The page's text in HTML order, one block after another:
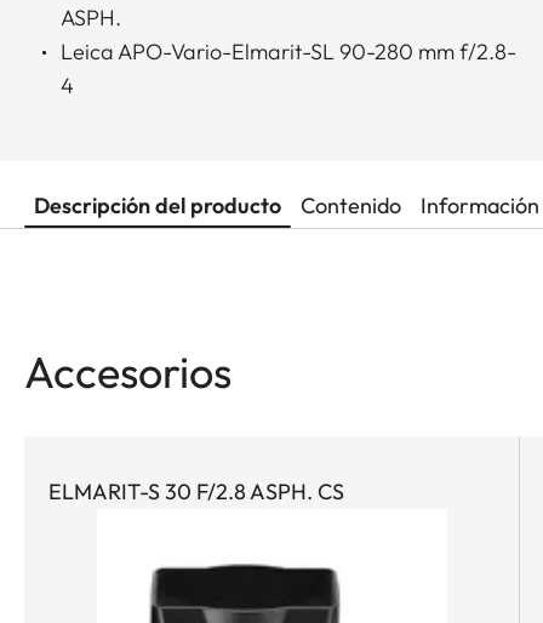
ASPH.
Leica APO-Vario-Elmarit-SL 90-280 mm f/2.8-
4
Descripción del producto Contenido
Accesorios
ELMARIT-S 30 F/2.8 ASPH. CS